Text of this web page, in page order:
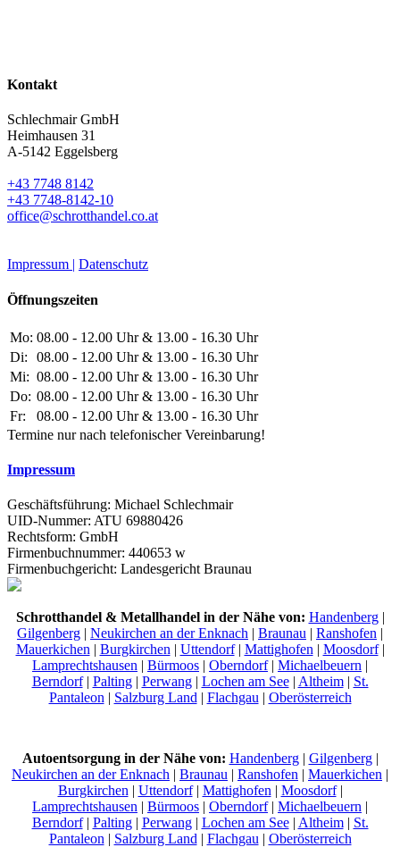
Kontakt
Schlechmair GmbH
Heimhausen 31
A-5142 Eggelsberg
+43 7748 8142
+43 7748-8142-10
office@schrotthandel.co.at
Impressum | Datenschutz
Öffnungszeiten
Mo: 08.00 - 12.00 Uhr & 13.00 - 16.30 Uhr
Di:
08.00 - 12.00 Uhr & 13.00 - 16.30 Uhr
Mi: 08.00 - 12.00 Uhr & 13.00 - 16.30 Uhr
Do: 08.00 - 12.00 Uhr & 13.00 - 16.30 Uhr
Fr:
08.00 - 12.00 Uhr & 13.00 - 16.30 Uhr
Termine nur nach telefonischer Vereinbarung!
Impressum
Geschäftsführung: Michael Schlechmair
UID-Nummer: ATU 69880426
Rechtsform: GmbH
Firmenbuchnummer: 440653 w
Firmenbuchgericht: Landesgericht Braunau
Schrotthandel & Metallhandel in der Nähe von: Handenberg|
Gilgenberg | Neukirchen an der Enknach | Braunau | Ranshofen |
Mauerkichen| Burgkirchen| Uttendorf| Mattighofen| Moosdorf|
Lamprechtshausen | Bürmoos | Oberndorf| Michaelbeuern |
Berndorf| Palting| Perwang| Lochen am See| Altheim| St.
Pantaleon| Salzburg Land| Flachgau| Oberösterreich
Autoentsorgung in der Nähe von: Handenberg| Gilgenberg|
Neukirchen an der Enknach | Braunau | Ranshofen | Mauerkichen |
Burgkirchen| Uttendorf| Mattighofen| Moosdorf|
Lamprechtshausen | Bürmoos | Oberndorf| Michaelbeuern |
Berndorf| Palting| Perwang| Lochen am See| Altheim| St.
Pantaleon| Salzburg Land| Flachgau| Oberösterreich